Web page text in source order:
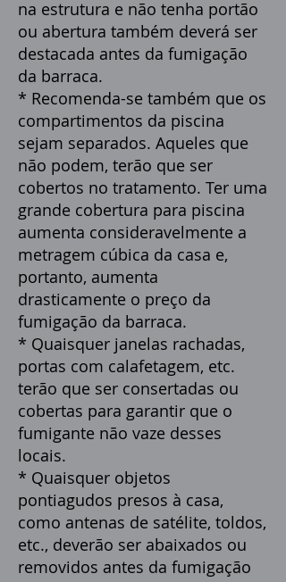
na estrutura e não tenha portão
ou abertura também deverá ser
destacada antes da fumigação
da barraca.
* Recomenda-se também que os
compartimentos da piscina
sejam separados. Aqueles que
não podem, terão que ser
cobertos no tratamento. Ter uma
grande cobertura para piscina
aumenta consideravelmente a
metragem cúbica da casa e,
portanto, aumenta
drasticamente o preço da
fumigação da barraca.
* Quaisquer janelas rachadas,
portas com calafetagem, etc.
terão que ser consertadas ou
cobertas para garantir que o
fumigante não vaze desses
locais.
* Quaisquer objetos
pontiagudos presos à casa,
como antenas de satélite, toldos,
etc., deverão ser abaixados ou
removidos antes da fumigação